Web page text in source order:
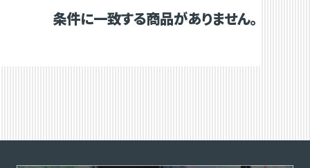
条件に一致する商品がありません。